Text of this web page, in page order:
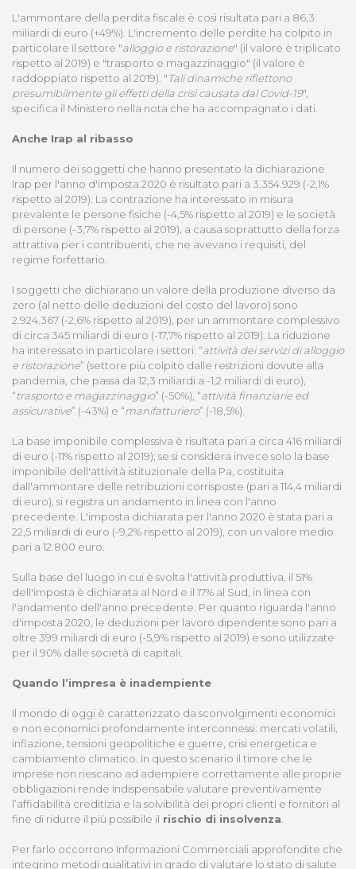
L'ammontare della perdita fiscale è così risultata pari a 86,3
miliardi di euro (+49%). L'incremento delle perdite ha colpito in
particolare il settore "alloggio e ristorazione" (il valore è triplicato
rispetto al 2019) e "trasporto e magazzinaggio" (il valore è
raddoppiato rispetto al 2019). "Tali dinamiche riflettono
presumibilmente gli effetti della crisi causata dal Covid-19",
specifica il Ministero nella nota che ha accompagnato i dati.
Anche Irap al ribasso
Il numero dei soggetti che hanno presentato la dichiarazione
Irap per l'anno d'imposta 2020 è risultato pari a 3.354.929 (-2,1%
rispetto al 2019). La contrazione ha interessato in misura
prevalente le persone fisiche (-4,5% rispetto al 2019) e le società
di persone (-3,7% rispetto al 2019), a causa soprattutto della forza
attrattiva per i contribuenti, che ne avevano i requisiti, del
regime forfettario.
I soggetti che dichiarano un valore della produzione diverso da
zero (al netto delle deduzioni del costo del lavoro) sono
2.924.367 (-2,6% rispetto al 2019), per un ammontare complessivo
di circa 345 miliardi di euro (-17,7% rispetto al 2019). La riduzione
ha interessato in particolare i settori: “attività dei servizi di alloggio
e ristorazione” (settore più colpito dalle restrizioni dovute alla
pandemia, che passa da 12,3 miliardi a -1,2 miliardi di euro),
“trasporto e magazzinaggio” (-50%), “attività finanziarie ed
assicurative” (-43%) e “manifatturiero” (-18,5%).
La base imponibile complessiva è risultata pari a circa 416 miliardi
di euro (-11% rispetto al 2019); se si considera invece solo la base
imponibile dell'attività istituzionale della Pa, costituita
dall'ammontare delle retribuzioni corrisposte (pari a 114,4 miliardi
di euro), si registra un andamento in linea con l'anno
precedente. L'imposta dichiarata per l'anno 2020 è stata pari a
22,5 miliardi di euro (-9,2% rispetto al 2019), con un valore medio
pari a 12.800 euro.
Sulla base del luogo in cui è svolta l'attività produttiva, il 51%
dell'imposta è dichiarata al Nord e il 17% al Sud, in linea con
l'andamento dell'anno precedente. Per quanto riguarda l'anno
d'imposta 2020, le deduzioni per lavoro dipendente sono pari a
oltre 399 miliardi di euro (-5,9% rispetto al 2019) e sono utilizzate
per il 90% dalle società di capitali.
Quando l’impresa è inadempiente
Il mondo di oggi è caratterizzato da sconvolgimenti economici
e non economici profondamente interconnessi: mercati volatili,
inflazione, tensioni geopolitiche e guerre, crisi energetica e
cambiamento climatico. In questo scenario il timore che le
imprese non riescano ad adempiere correttamente alle proprie
obbligazioni rende indispensabile valutare preventivamente
l’affidabilità creditizia e la solvibilità dei propri clienti e fornitori al
fine di ridurre il più possibile il rischio di insolvenza
Per farlo occorrono Informazioni Commerciali approfondite che
integrino metodi qualitativi in grado di valutare lo stato di salute